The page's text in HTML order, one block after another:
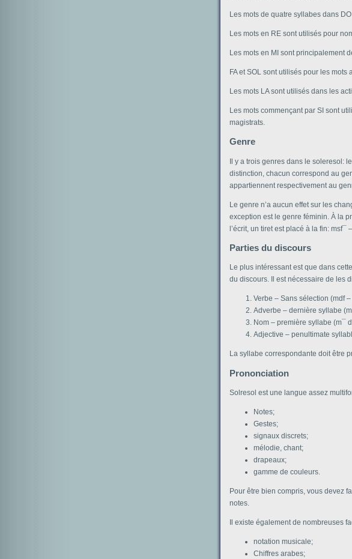
Les mots de quatre syllabes dans
Les mots en RE sont utilisés pour
Les mots en MI sont principalement
FA et SOL sont utilisés pour les
Les mots LA sont utilisés dans les
Les mots commençant par SI sont
magistrats.
Genre
Il y a trois genres dans le soleresol:
distinction, chacun correspond au
appartiennent respectivement au
Le genre n’a aucun effet sur les
exception est le genre féminin. À la
l’écrit, un tiret est placé à la fin: msf¯
Parties du discours
Le plus intéressant est que dans
du discours. Il est nécessaire de les
Verbe – Sans sélection (mdf
Adverbe – dernière syllabe
Nom – première syllabe (m¯
Adjective – penultimate
La syllabe correspondante doit être
Prononciation
Solresol est une langue assez
Notes;
Gestes;
signaux discrets;
mélodie, chant;
drapeaux;
gamme de couleurs.
Pour être bien compris, vous devez
notes.
Il existe également de nombreuses
notation musicale;
Chiffres arabes;